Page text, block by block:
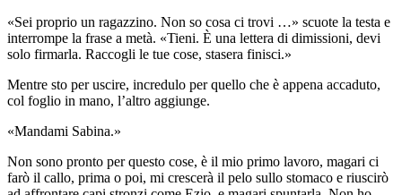
«Sei proprio un ragazzino. Non so cosa ci trovi …» scuote la testa e
interrompe la frase a metà. «Tieni. È una lettera di dimissioni, devi
solo firmarla. Raccogli le tue cose, stasera finisci.»
Mentre sto per uscire, incredulo per quello che è appena accaduto,
col foglio in mano, l’altro aggiunge.
«Mandami Sabina.»
Non sono pronto per questo cose, è il mio primo lavoro, magari ci
farò il callo, prima o poi, mi crescerà il pelo sullo stomaco e riuscirò